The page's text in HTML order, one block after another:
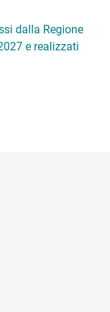
dalla Regione
e realizzati